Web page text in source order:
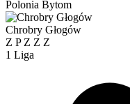
Polonia Bytom
Chrobry Głogów
Z P Z Z Z
1 Liga